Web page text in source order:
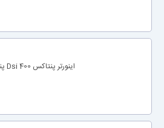
اینورتر پنتاکس Dsi 400 پنتاکس 0.75 کیلووات تک فاز